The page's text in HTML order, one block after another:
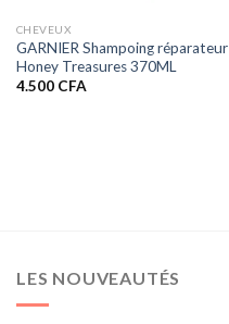
CHEVEUX
GARNIER Shampoing réparateur
Honey Treasures 370ML
4.500 CFA
LES NOUVEAUTÉS